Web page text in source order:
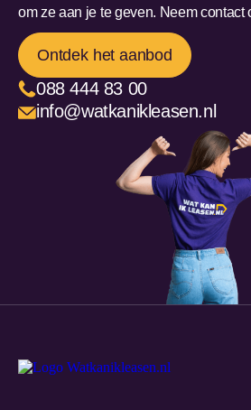
om ze aan je te geven. Neem contact
Ontdek het aanbod
088 444 83 00
info@watkanikleasen.nl